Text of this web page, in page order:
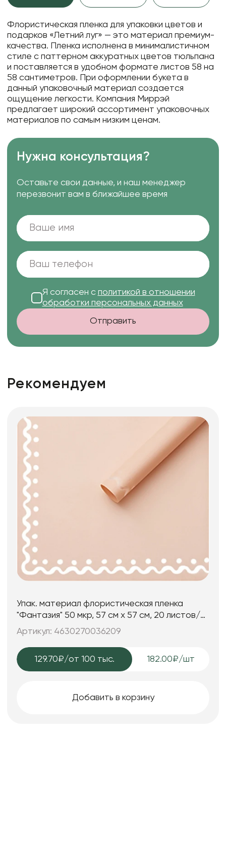
Флористическая пленка для упаковки цветов и
подарков «Летний луг» — это материал премиум-
качества. Пленка исполнена в минималистичном
стиле с паттерном аккуратных цветов тюльпана
и поставляется в удобном формате листов 58 на
58 сантиметров. При оформлении букета в
данный упаковочный материал создается
ощущение легкости. Компания Миррэй
предлагает широкий ассортимент упаковочных
материалов по самым низким ценам.
Нужна консультация?
Оставьте свои данные, и наш менеджер
перезвонит вам в ближайшее время
Я согласен с политикой в отношении
обработки персональных данных
Отправить
Рекомендуем
Упак. материал флористическая пленка
"Фантазия" 50 мкр, 57 см х 57 см, 20 листов/
упак., пудровый
Артикул: 4630270036209
129.70₽/от 100 тыс. 182.00₽/шт
Добавить в корзину